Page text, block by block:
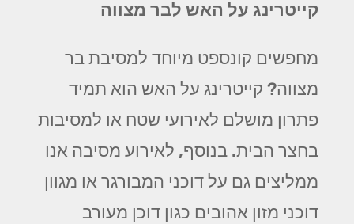
קייטרינג על האש לבר מצווה
מחפשים קונספט מיוחד למסיבת בר
מצווה? קייטרינג על האש הוא תמיד
פתרון מושלם לאירועי שטח או למסיבות
בחצר הבית. בנוסף, לאירוע מסיבה אנו
ממליצים גם על דוכני המבורגר או מגוון
דוכני מזון אהובים כגון דוכן מעורב